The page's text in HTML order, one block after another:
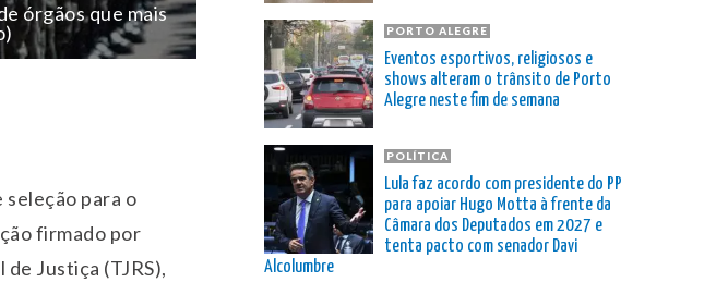
órgãos que mais
para o
firmado por
Justiça (TJRS),
PORTO ALEGRE
Eventos esportivos, religiosos e
shows alteram o trânsito de Porto
Alegre neste fim de semana
POLÍTICA
Lula faz acordo com presidente do PP
para apoiar Hugo Motta à frente da
Câmara dos Deputados em 2027 e
tenta pacto com senador Davi
Alcolumbre